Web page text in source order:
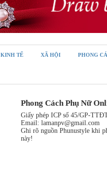
KINH TẾ XÃ HỘI PHONG
Phong Cách Phụ Nữ
Giấy phép ICP số 45/GP-
Email: lamanpv@gmail.com
Ghi rõ nguồn Phunustyle khi
này!